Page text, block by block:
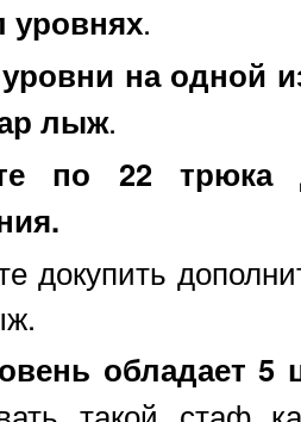
уровнях.
на одной
лыж.
по 22 трюка
докупить
обладает 5